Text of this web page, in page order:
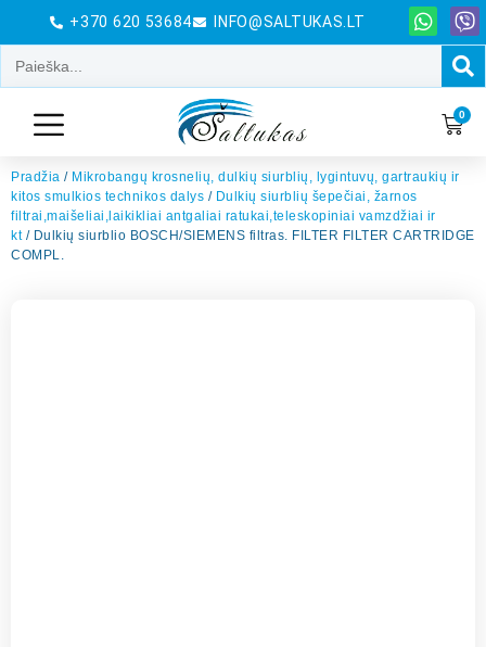
+370 620 53684 INFO@SALTUKAS.LT
0
Pradžia / Mikrobangų krosnelių, dulkių siurblių, lygintuvų, gartraukių ir
kitos smulkios technikos dalys / Dulkių siurblių šepečiai, žarnos
filtrai,maišeliai,laikikliai antgaliai ratukai,teleskopiniai vamzdžiai ir
kt/ Dulkių siurblio BOSCH/SIEMENS filtras. FILTER FILTER CARTRIDGE
COMPL.